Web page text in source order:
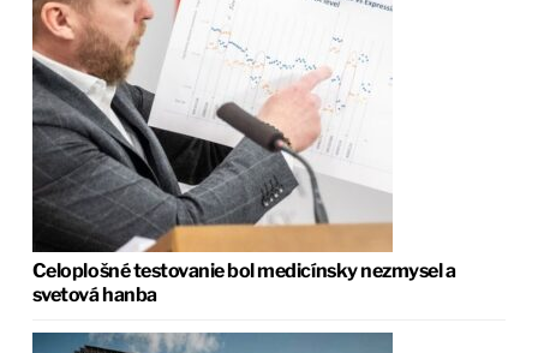
Celoplošné testovanie bol medicínsky nezmysel a
svetová hanba